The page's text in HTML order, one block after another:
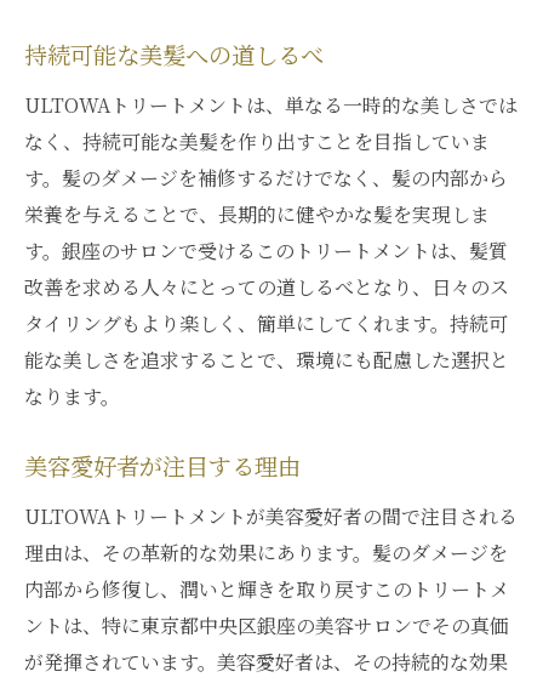
銀座での特別なひとときを
美容の新しい常識を体験
ULTOWAトリートメントで銀座から始まる新し
い髪の旅
新しい髪の旅への出発点
銀座での体験がもたらす美髪
日々のスタイリングが楽しくなる
髪質改善のための新たな選択肢
髪質改善の新章を銀座のULTOWAトリートメン
トで開く
新しい髪の章が始まる理由
銀座での体験を通じて得るもの
髪質改善の新しいスタートライン
ULTOWAトリートメントの革新
持続可能な美髪への道しるべ
ULTOWAトリートメントは、単なる一時的な美しさでは
なく、持続可能な美髪を作り出すことを目指していま
す。髪のダメージを補修するだけでなく、髪の内部から
栄養を与えることで、長期的に健やかな髪を実現しま
す。銀座のサロンで受けるこのトリートメントは、髪質
改善を求める人々にとっての道しるべとなり、日々のス
タイリングもより楽しく、簡単にしてくれます。持続可
能な美しさを追求することで、環境にも配慮した選択と
なります。
美容愛好者が注目する理由
ULTOWAトリートメントが美容愛好者の間で注目される
理由は、その革新的な効果にあります。髪のダメージを
内部から修復し、潤いと輝きを取り戻すこのトリートメ
ントは、特に東京都中央区銀座の美容サロンでその真価
が発揮されています。美容愛好者は、その持続的な効果